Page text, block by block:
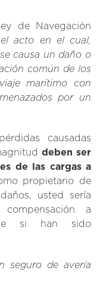
de Navegación
acto en el cual,
causa un daño o
común de los
marítimo con
por un
causadas
deben ser
de las cargas a
propietario de
usted sería
a
si han sido
seguro de avería